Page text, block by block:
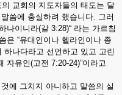
교회의 지도자들의 태도는 달
씀에 충실하려 했습니다. 그러
이니라(갈 3:28)“ 라는 가르침
은 “유대인이나 헬라인이나 종
하나다라고 선언하고 있고 고린
자유인(고전 7:20-24)”이라고
에 그치지 아니하고 말씀의 실